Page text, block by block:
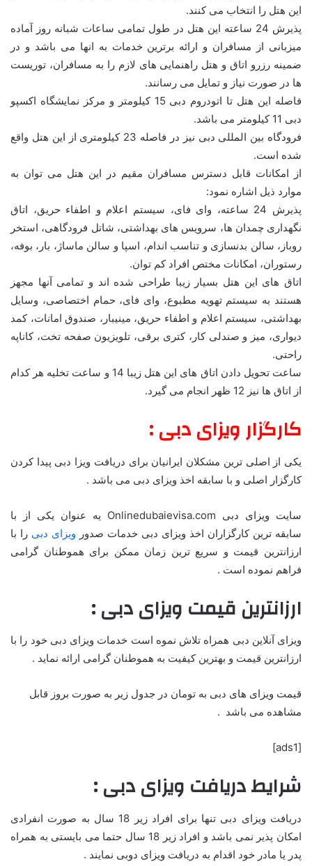
این هتل را انتخاب می کنند.
پذیرش 24 ساعته این هتل در طول تمامی ساعات شبانه روز آماده
میزبانی از مسافران و ارائه برترین خدمات به انها می باشد و در
ضمینه رزرو اتاق و هتل راهنمایی های لازم را به مسافران، توریست
ها در صورت نیاز و تمایل می رسانند.
فاصله این هتل تا اتودروم دبی 15 کیلومتر و مرکز نمایشگاه اکسپو
دبی 11 کیلومتر می باشد.
فرودگاه بین المللی دبی نیز در فاصله 23 کیلومتری از این هتل واقع
شده است.
از امکانات قابل دسترس مسافران مقیم در این هتل می توان به
موارد ذیل اشاره نمود:
پذیرش 24 ساعته، وای فای، سیستم اعلام و اطفاء حریق، اتاق
نگهداری چمدان ها، سرویس های بهداشتی، شاتل فرودگاهی، استخر
روباز، سالن بدنسازی و تناسب اندام، اسپا و سالن ماساژ، بار، بوفه،
رستوران، امکانات مختص افراد کم توان.
اتاق های این هتل بسیار زیبا طراحی شده اند و تمامی آنها مجهز
هستند به سیستم تهویه مطبوع، وای فای، حمام اختصاصی، وسایل
بهداشتی، سیستم اعلام و اطفاء حریق، مینیبار، صندوق امانات، کمد
دیواری، میز و صندلی کار، کتری برقی، تلویزیون صفحه تخت، کاناپه
راحتی.
ساعت تحویل دادن اتاق های این هتل زیبا 14 و ساعت تخلیه هر کدام
از اتاق ها نیز 12 ظهر انجام می گیرد.
کارگزار ویزای دبی :
یکی از اصلی ترین مشکلان ایرانیان برای دریافت ویزا دبی پیدا کردن
کارگزار اصلی و با سابقه اخذ ویزای دبی می باشد .
سایت ویزای دبی Onlinedubaievisa.com یه عنوان یکی از با
سابقه ترین کارگزاران اخذ ویزای دبی خدمات صدور ویزای دبی را با
ارزانترین قیمت و سریع ترین زمان ممکن برای هموطنان گرامی
فراهم نموده است .
ارزانترین قیمت ویزای دبی :
ویزای آنلاین دبی همراه تلاش نموه است خدمات ویزای دبی خود را با
ارزانترین قیمت و بهترین کیفیت به هموطنان گرامی ارائه نماید .
قیمت ویزای های دبی به تومان در جدول زیر به صورت بروز قابل
مشاهده می باشد .
[ads1]
شرایط دریافت ویزای دبی :
دریافت ویزای دبی تنها برای افراد زیر 18 سال به صورت انفرادی
امکان پذیر نمی باشد و افراد زیر 18 سال حتما می بایستی به همراه
پدر یا مادر خود اقدام به دریافت ویزای دوبی نمایند .